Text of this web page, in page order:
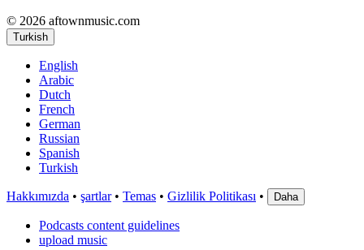
© 2026 aftownmusic.com
Turkish
English
Arabic
Dutch
French
German
Russian
Spanish
Turkish
Hakkımızda • şartlar• Temas • Gizlilik Politikası • Daha
Podcasts content guidelines
upload music